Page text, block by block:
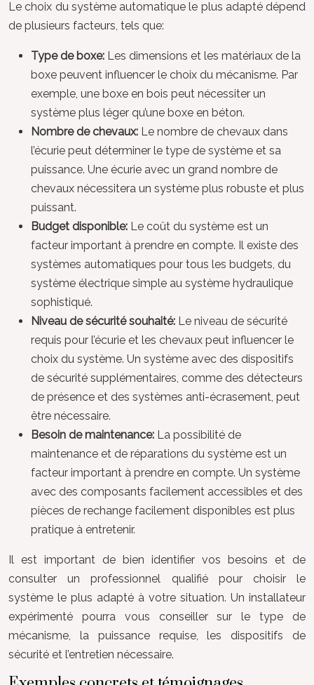
Le choix du système automatique le plus adapté dépend
de plusieurs facteurs, tels que:
Type de boxe: Les dimensions et les matériaux de la
boxe peuvent influencer le choix du mécanisme. Par
exemple, une boxe en bois peut nécessiter un
système plus léger qu’une boxe en béton.
Nombre de chevaux: Le nombre de chevaux dans
l’écurie peut déterminer le type de système et sa
puissance. Une écurie avec un grand nombre de
chevaux nécessitera un système plus robuste et plus
puissant.
Budget disponible: Le coût du système est un
facteur important à prendre en compte. Il existe des
systèmes automatiques pour tous les budgets, du
système électrique simple au système hydraulique
sophistiqué.
Niveau de sécurité souhaité: Le niveau de sécurité
requis pour l’écurie et les chevaux peut influencer le
choix du système. Un système avec des dispositifs
de sécurité supplémentaires, comme des détecteurs
de présence et des systèmes anti-écrasement, peut
être nécessaire.
Besoin de maintenance: La possibilité de
maintenance et de réparations du système est un
facteur important à prendre en compte. Un système
avec des composants facilement accessibles et des
pièces de rechange facilement disponibles est plus
pratique à entretenir.
Il est important de bien identifier vos besoins et de
consulter un professionnel qualifié pour choisir le
système le plus adapté à votre situation. Un installateur
expérimenté pourra vous conseiller sur le type de
mécanisme, la puissance requise, les dispositifs de
sécurité et l’entretien nécessaire.